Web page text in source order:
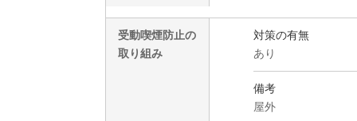
受動喫煙防止の
取り組み
対策の有無
あり
備考
屋外